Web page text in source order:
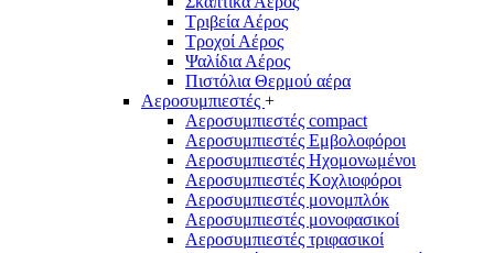
Τριβεία Αέρος
Τροχοί Αέρος
Ψαλίδια Αέρος
Πιστόλια Θερμού αέρα
Αεροσυμπιεστές +
Αεροσυμπιεστές compact
Αεροσυμπιεστές Εμβολοφόροι
Αεροσυμπιεστές Ηχομονωμένοι
Αεροσυμπιεστές Κοχλιοφόροι
Αεροσυμπιεστές μονομπλόκ
Αεροσυμπιεστές μονοφασικοί
Αεροσυμπιεστές τριφασικοί